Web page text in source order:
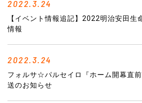
2022.3.24
【イベント情報追記】2022明治安田生
情報
2022.3.24
フォルサ☆パルセイロ『ホーム開幕直
送のお知らせ